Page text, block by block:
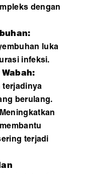
dengan
luka
infeksi.
terjadinya
berulang.
Meningkatkan
terjadi